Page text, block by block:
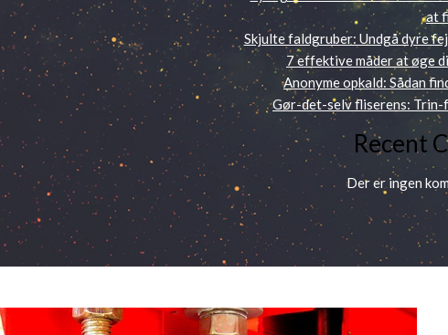
at
Skjulte faldgruber: Undgå dyre
7 effektive måder at øge
Anonyme opkald: Sådan
Gør-det-selv fliserens:
Recent
Der er ingen